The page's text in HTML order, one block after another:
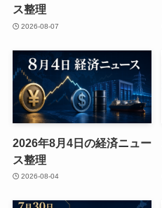
ス整理
2026-08-07
2026年8月4日の経済ニュー
ス整理
2026-08-04